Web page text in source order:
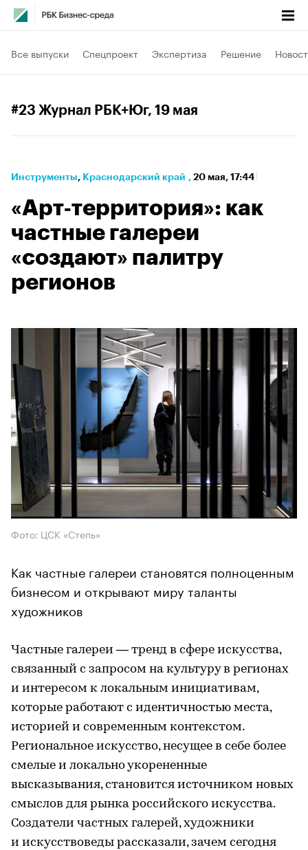
Все выпуски Спецпроект Экспертиза Решение
#23 Журнал РБК+Юг, 19 мая
Инструменты⁠, Краснодарский край , 20 мая, 17:44
«Арт‑территория»: как
частные галереи
«создают» палитру
регионов
Фото: ЦСК «Степь»
Как частные галереи становятся полноценным
бизнесом и открывают миру таланты
художников
Частные галереи — тренд в сфере искусства,
связанный с запросом на культуру в регионах
и интересом к локальным инициативам,
которые работают с идентичностью места,
историей и современным контекстом.
Региональное искусство, несущее в себе более
смелые и локально укорененные
высказывания, становится источником новых
смыслов для рынка российского искусства.
Создатели частных галерей, художники
и искусствоведы рассказали, зачем сегодня